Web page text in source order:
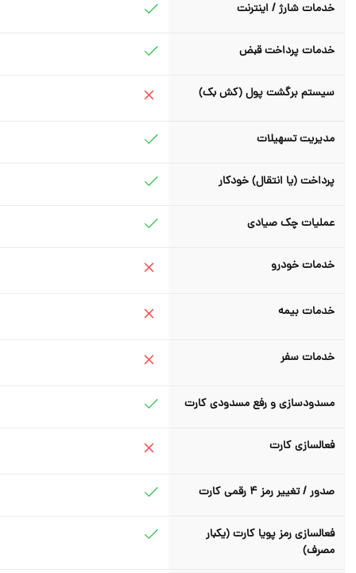
خدمات شارژ / اینترنت
خدمات پرداخت قبض
سیستم برگشت پول (کش بک)
مدیریت تسهیلات
پرداخت (یا انتقال) خودکار
عملیات چک صیادی
خدمات خودرو
خدمات بیمه
خدمات سفر
مسدودسازی و رفع مسدودی کارت
فعالسازی کارت
صدور / تغییر رمز 4 رقمی کارت
فعالسازی رمز پویا کارت (یکبار
مصرف)